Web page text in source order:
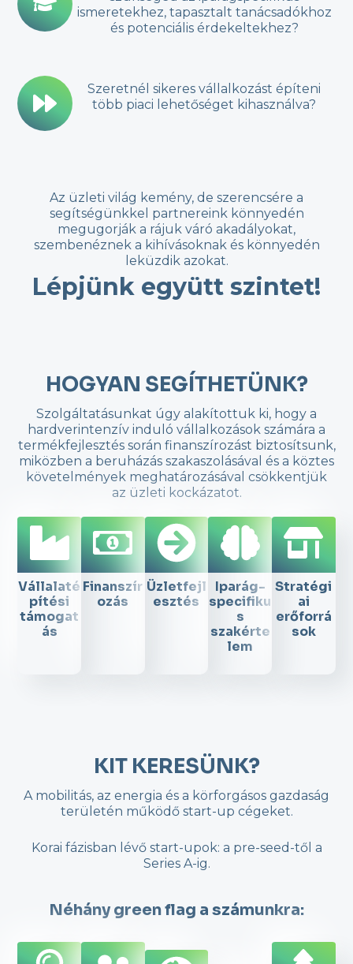
ismeretekhez, tapasztalt tanácsadókhoz
és potenciális érdekeltekhez?
Szeretnél sikeres vállalkozást építeni
több piaci lehetőséget kihasználva?
Az üzleti világ kemény, de szerencsére a
segítségünkkel partnereink könnyedén
megugorják a rájuk váró akadályokat,
szembenéznek a kihívásoknak és könnyedén
leküzdik azokat.
Lépjünk együtt szintet!
HOGYAN SEGÍTHETÜNK?
Szolgáltatásunkat úgy alakítottuk ki, hogy a
hardverintenzív induló vállalkozások számára a
termékfejlesztés során finanszírozást biztosítsunk,
miközben a beruházás szakaszolásával és a köztes
követelmények meghatározásával csökkentjük
az üzleti kockázatot.
Vállalaté
pítési
támogat
ás
Finanszír
ozás
Üzletfejl
esztés
Iparág-
specifiku
s
szakérte
lem
Stratégi
ai
erőforrá
sok
KIT KERESÜNK?
A mobilitás, az energia és a körforgásos gazdaság
területén működő start-up cégeket.
Korai fázisban lévő start-upok: a pre-seed-től a
Series A-ig.
Néhány green flag a számunkra: